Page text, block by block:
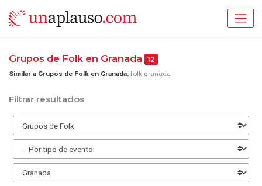
Grupos de Folk en Granada 12
Similar a Grupos de Folk en Granada: folk granada
Filtrar resultados